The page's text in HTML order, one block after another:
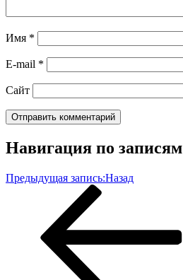
Имя *
E-mail *
Сайт
Навигация по записям
Предыдущая запись:Назад